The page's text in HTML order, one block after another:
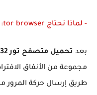
- لماذا نحتاج tor browser:
بعد تحميل متصفح تور 32 بت
مجموعة من الأنفاق
طريق إرسال حركة المرور